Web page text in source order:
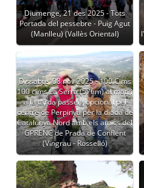
Diumenge, 21 des 2025 - Tots
Portada del pessebre - Puig Agut
(Manlleu) (Vallès Oriental)
Dissabte, 08 nov 2025 - 100 Cims
100 cims La Serra (576m) al matí i
a la tarda passeig opcional pel
centre de Perpinyà per la diada de
Catalunya Nord amb els amics del
GPRENC de Prada de Conflent
(Vingrau - Rosselló)